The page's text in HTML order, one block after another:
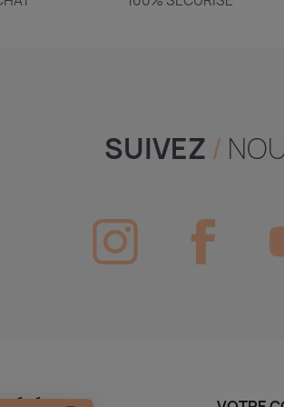
SUIVEZ /